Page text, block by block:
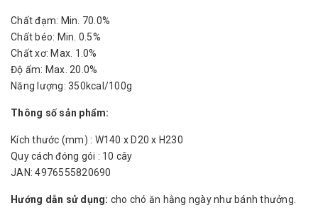
Chất đạm: Min. 70.0%
Chất béo: Min. 0.5%
Chất xơ: Max. 1.0%
Độ ẩm: Max. 20.0%
Năng lượng: 350kcal/100g
Thông số sản phẩm:
Kích thước (mm) : W140 x D20 x H230
Quy cách đóng gói : 10 cây
JAN: 4976555820690
Hướng dẫn sử dụng: cho chó ăn hằng ngày như bánh thưởng.